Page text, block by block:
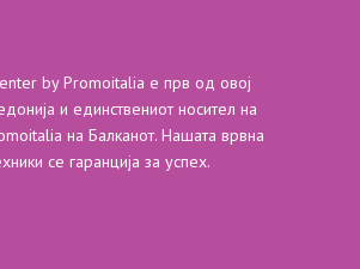
by Promoitalia е прв од овој
и единствениот носител на
на Балканот. Нашата врвна
се гаранција за успех.